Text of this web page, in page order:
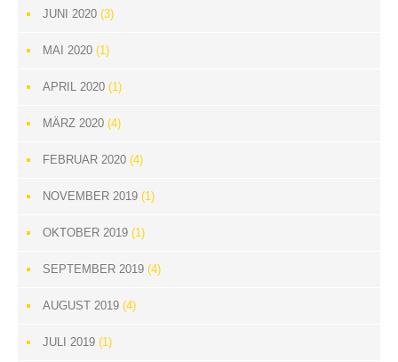
JUNI 2020 (3)
MAI 2020 (1)
APRIL 2020 (1)
MÄRZ 2020 (4)
FEBRUAR 2020 (4)
NOVEMBER 2019 (1)
OKTOBER 2019 (1)
SEPTEMBER 2019 (4)
AUGUST 2019 (4)
JULI 2019 (1)